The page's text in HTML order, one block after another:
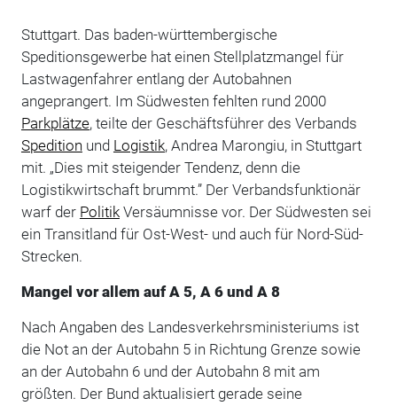
Stuttgart. Das baden-württembergische
Speditionsgewerbe hat einen Stellplatzmangel für
Lastwagenfahrer entlang der Autobahnen
angeprangert. Im Südwesten fehlten rund 2000
Parkplätze, teilte der Geschäftsführer des Verbands
Spedition und Logistik, Andrea Marongiu, in Stuttgart
mit. „Dies mit steigender Tendenz, denn die
Logistikwirtschaft brummt.” Der Verbandsfunktionär
warf der PolitikVersäumnisse vor. Der Südwesten sei
ein Transitland für Ost-West- und auch für Nord-Süd-
Strecken.
Mangel vor allem auf A 5, A 6 und A 8
Nach Angaben des Landesverkehrsministeriums ist
die Not an der Autobahn 5 in Richtung Grenze sowie
an der Autobahn 6 und der Autobahn 8 mit am
größten. Der Bund aktualisiert gerade seine